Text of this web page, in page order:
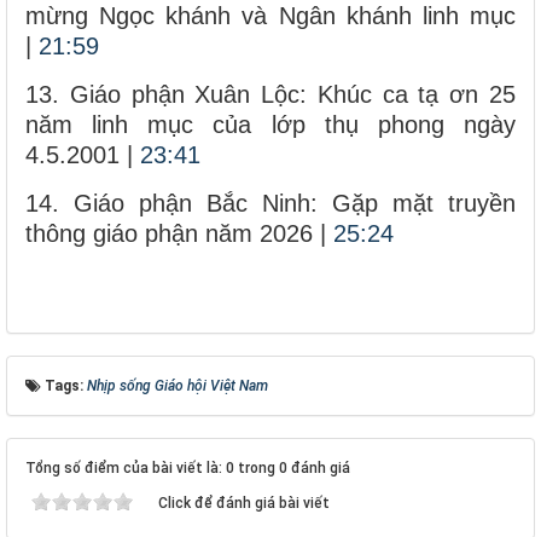
mừng Ngọc khánh và Ngân khánh linh mục
21:59
13. Giáo phận Xuân Lộc: Khúc ca tạ ơn 25
năm linh mục của lớp thụ phong ngày
4.5.2001 | 23:41
14. Giáo phận Bắc Ninh: Gặp mặt truyền
thông giáo phận năm 2026 | 25:24
Tags: Nhịp sống Giáo hội Việt Nam
Tổng số điểm của bài viết là: 0 trong 0 đánh giá
Click để đánh giá bài viết